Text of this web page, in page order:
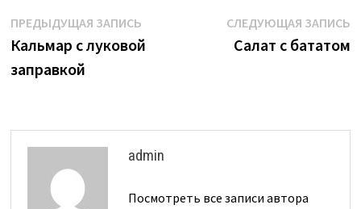
Навигация
по
записям
ПРЕДЫДУЩАЯ ЗАПИСЬПредыдущая
запись:
Кальмар с луковой
заправкой
СЛЕДУЮЩАЯ ЗАПИСЬ
Салат с бататом
admin
Посмотреть все записи автора